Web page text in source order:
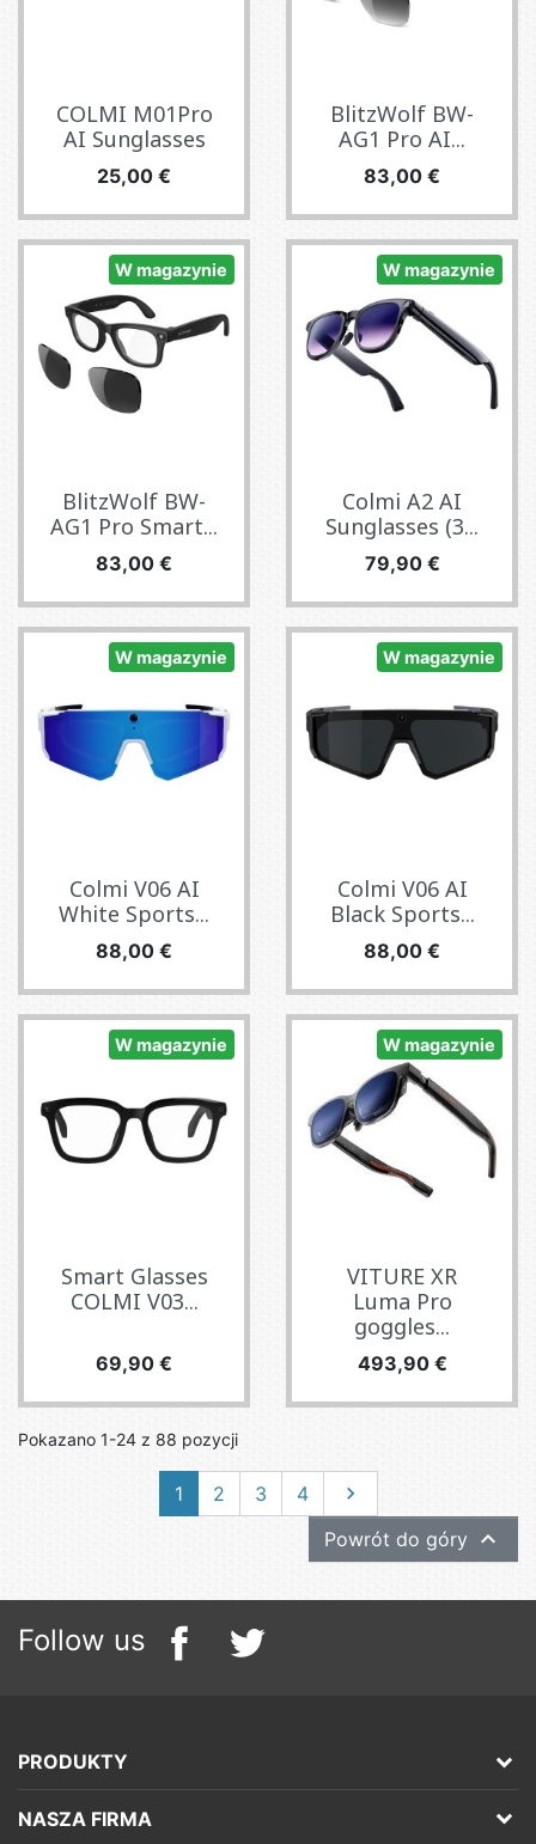
COLMI M01Pro
AI Sunglasses
Cena
25,00 €
BlitzWolf BW-
AG1 Pro AI...
Cena
83,00 €
W magazynie
BlitzWolf BW-
AG1 Pro Smart...
Cena
83,00 €
W magazynie
Colmi A2 AI
Sunglasses (3...
Cena
79,90 €
W magazynie
Colmi V06 AI
White Sports...
Cena
88,00 €
W magazynie
Colmi V06 AI
Black Sports...
Cena
88,00 €
W magazynie
Smart Glasses
COLMI V03...
Cena
69,90 €
W magazynie
VITURE XR
Luma Pro
goggles...
Cena
493,90 €
Pokazano 1-24 z 88 pozycji
1 2 3 4 Następny

Powrót do góry 
Follow us
PRODUKTY
NASZA FIRMA